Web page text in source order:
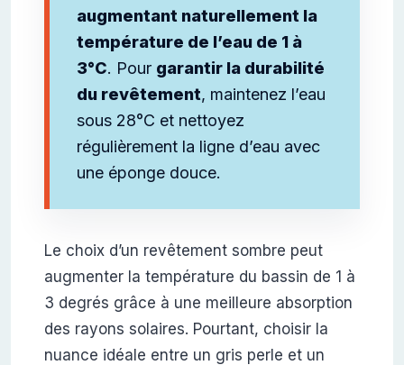
augmentant naturellement la
température de l’eau de 1 à
3°C. Pour garantir la durabilité
du revêtement, maintenez l’eau
sous 28°C et nettoyez
régulièrement la ligne d’eau avec
une éponge douce.
Le choix d’un revêtement sombre peut
augmenter la température du bassin de 1 à
3 degrés grâce à une meilleure absorption
des rayons solaires. Pourtant, choisir la
nuance idéale entre un gris perle et un